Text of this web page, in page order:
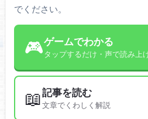
でください。
🎮ゲームでわかる
タップするだけ・声で読み上
📖記事を読む
文章でくわしく解説